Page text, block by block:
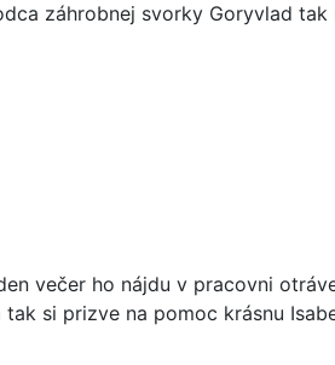
záhrobnej svorky Goryvlad
večer ho nájdu v pracovni
si prizve na pomoc krásnu